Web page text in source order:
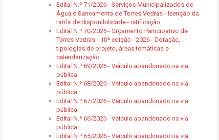
Edital N.º 71/2026 - Serviços Municipalizados de
Água e Saneamento de Torres Vedras - Isenção da
tarifa de disponibilidade - ratificação
Edital N.º 70/2026 - Orçamento Participativo de
Torres Vedras - 10ª edição - 2026 - Dotação,
tipologias de projeto, áreas temáticas e
calendarização
Edital N.º 69/2026 - Veículo abandonado na via
pública
Edital N.º 68/2026 - Veículo abandonado na via
pública
Edital N.º 67/2026 - Veículo abandonado na via
pública
Edital N.º 66/2026 - Veículo abandonado na via
pública
Edital N.º 65/2026 - Veiculo abandonado na via